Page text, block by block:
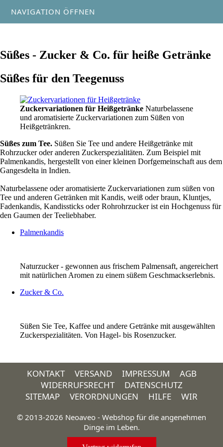
NAVIGATION ÖFFNEN
Süßes - Zucker & Co. für heiße Getränke
Süßes für den Teegenuss
Zuckervariationen für Heißgetränke Naturbelassene
und aromatisierte Zuckervariationen zum Süßen von
Heißgetränkren.
Süßes zum Tee. Süßen Sie Tee und andere Heißgetränke mit
Rohrzucker oder anderen Zuckerspezialitäten. Zum Beispiel mit
Palmenkandis, hergestellt von einer kleinen Dorfgemeinschaft aus dem
Gangesdelta in Indien.
Naturbelassene oder aromatisierte Zuckervariationen zum süßen von
Tee und anderen Getränken mit Kandis, weiß oder braun, Kluntjes,
Fadenkandis, Kandissticks oder Rohrohrzucker ist ein Hochgenuss für
den Gaumen der Teeliebhaber.
Palmenkandis
Naturzucker - gewonnen aus frischem Palmensaft, angereichert
mit natürlichen Aromen zu einem süßem Geschmackserlebnis.
Zucker & Co.
Süßen Sie Tee, Kaffee und andere Getränke mit ausgewählten
Zuckerspezialitäten. Von Hagel- bis Rosenzucker.
KONTAKT VERSAND IMPRESSUM
AGB
WIDERRUFSRECHT
DATENSCHUTZ
SITEMAP
VERORDNUNGEN HILFE WIR
© 2013-2026 Neoaveo - Webshop für die angenehmen
Dinge im Leben.